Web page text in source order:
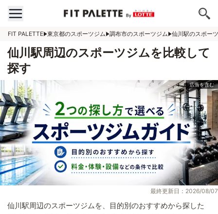
FIT PALETTE 東京都のスポーツジム 調布市のスポーツジム 仙川駅のスポー
仙川駅周辺のスポーツジムを比較して
探す
最終更新日：2026/08/07
仙川駅周辺のスポーツジムを、目的別のおすすめから探した